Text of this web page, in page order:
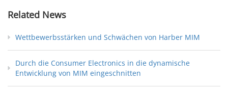
Related News
Wettbewerbsstärken und Schwächen von Harber MIM
Durch die Consumer Electronics in die dynamische
Entwicklung von MIM eingeschnitten